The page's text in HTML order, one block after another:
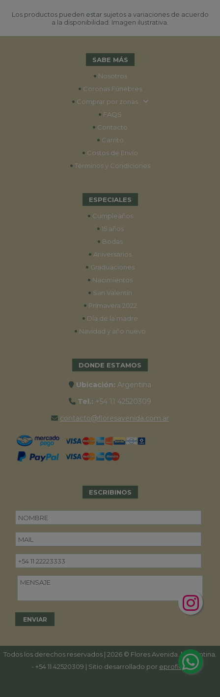
Los productos pueden estar sujetos a variaciones de acuerdo
a la disponibilidad. Imagen ilustrativa.
SABE MÁS
• Nosotros
• Coronas Fúnebres
• Comprar por zonas
• FAQS
• Contacto
• Carrito
• Costos de Envío
• Términos y Condiciones
ESPECIALES
• Cumpleaños
• 15 años
• Bodas
• Aniversarios
• Graduaciones
• Nacimientos
• San Valentín
• Primavera 2022
• Día de la madre
• Navidad y año nuevo
DONDE ESTAMOS
Ubicación: Argentina
Tel.: +54 11 42520309
contacto@floresavenida.com.ar
ESCRIBINOS
Todos los derechos reservados | 2026 © Flores Avenida. | Argentina.
- +54 11 42520309 | Sitio desarrollado por eproficio